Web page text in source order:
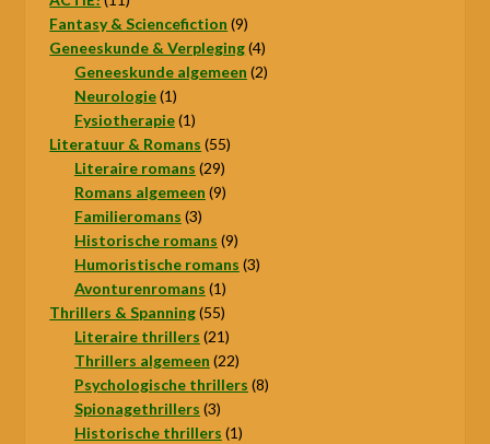
producten
Fantasy & Sciencefiction 99
producten
Geneeskunde & Verpleging 44
producten
Geneeskunde algemeen 22
Neurologie 11
product
Fysiotherapie 11
product
Literatuur & Romans 5555
Literaire romans 2929
producten
Romans algemeen 99
Familieromans 33
producten
Historische romans 99
producten
Humoristische romans 33
Avonturenromans 11
product
Thrillers & Spanning 5555
producten
Literaire thrillers 2121
producten
Thrillers algemeen 2222
producten
Psychologische thrillers 88
Spionagethrillers 33
producten
Historische thrillers 11